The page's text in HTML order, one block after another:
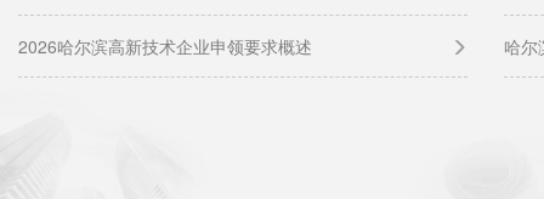
2026哈尔滨高新技术企业申领要求概述 哈尔